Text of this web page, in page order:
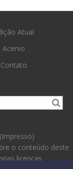
Atual
Acervo
Contato
o conteúdo deste
licenças.